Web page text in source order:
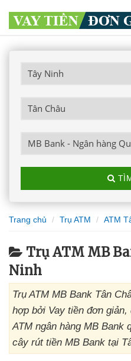
Trang chủ Trụ ATM ATM
Trụ ATM MB
Ninh
Trụ ATM MB Bank Tân
hợp bởi Vay tiền đơn
ATM ngân hàng MB Bank
cây rút tiền MB Bank tại